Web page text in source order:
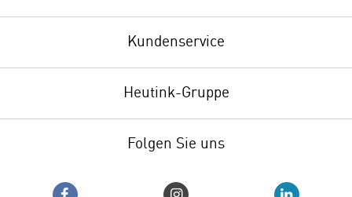
Kundenservice
Heutink-Gruppe
Folgen Sie uns